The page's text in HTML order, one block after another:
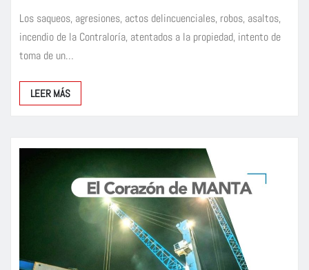
Los saqueos, agresiones, actos delincuenciales, robos, asaltos,
incendio de la Contraloría, atentados a la propiedad, intento de
toma de un…
LEER MÁS